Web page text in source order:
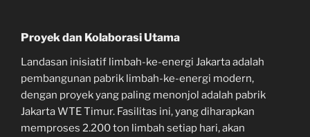
Proyek dan Kolaborasi Utama
Landasan inisiatif limbah-ke-energi Jakarta adalah
pembangunan pabrik limbah-ke-energi modern,
dengan proyek yang paling menonjol adalah pabrik
Jakarta WTE Timur. Fasilitas ini, yang diharapkan
memproses 2.200 ton limbah setiap hari, akan